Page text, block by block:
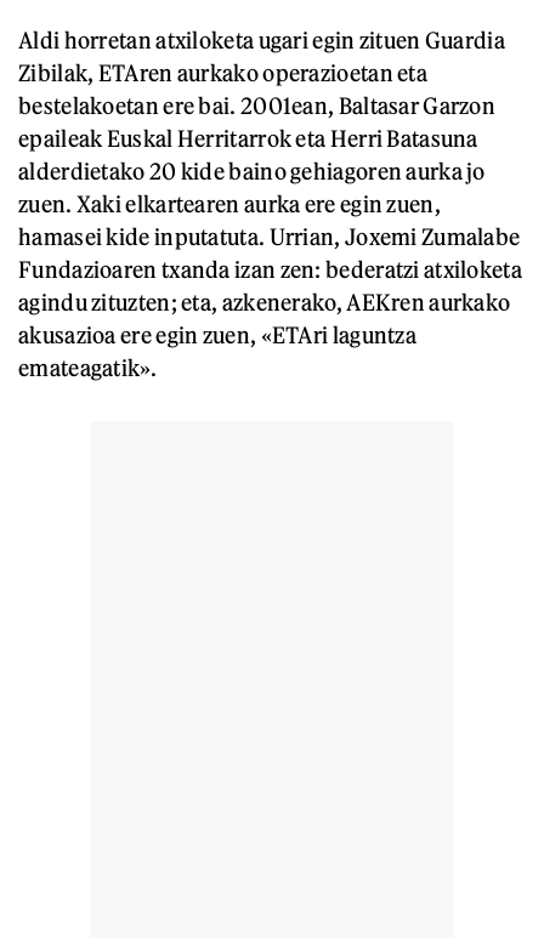
Aldi horretan atxiloketa ugari egin zituen Guardia
Zibilak, ETAren aurkako operazioetan eta
bestelakoetan ere bai. 2001ean, Baltasar Garzon
epaileak Euskal Herritarrok eta Herri Batasuna
alderdietako 20 kide baino gehiagoren aurka jo
zuen. Xaki elkartearen aurka ere egin zuen,
hamasei kide inputatuta. Urrian, Joxemi Zumalabe
Fundazioaren txanda izan zen: bederatzi atxiloketa
agindu zituzten; eta, azkenerako, AEKren aurkako
akusazioa ere egin zuen, «ETAri laguntza
emateagatik».